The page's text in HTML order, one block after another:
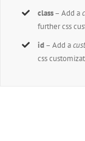
class– Add a
further css
id– Add a
css